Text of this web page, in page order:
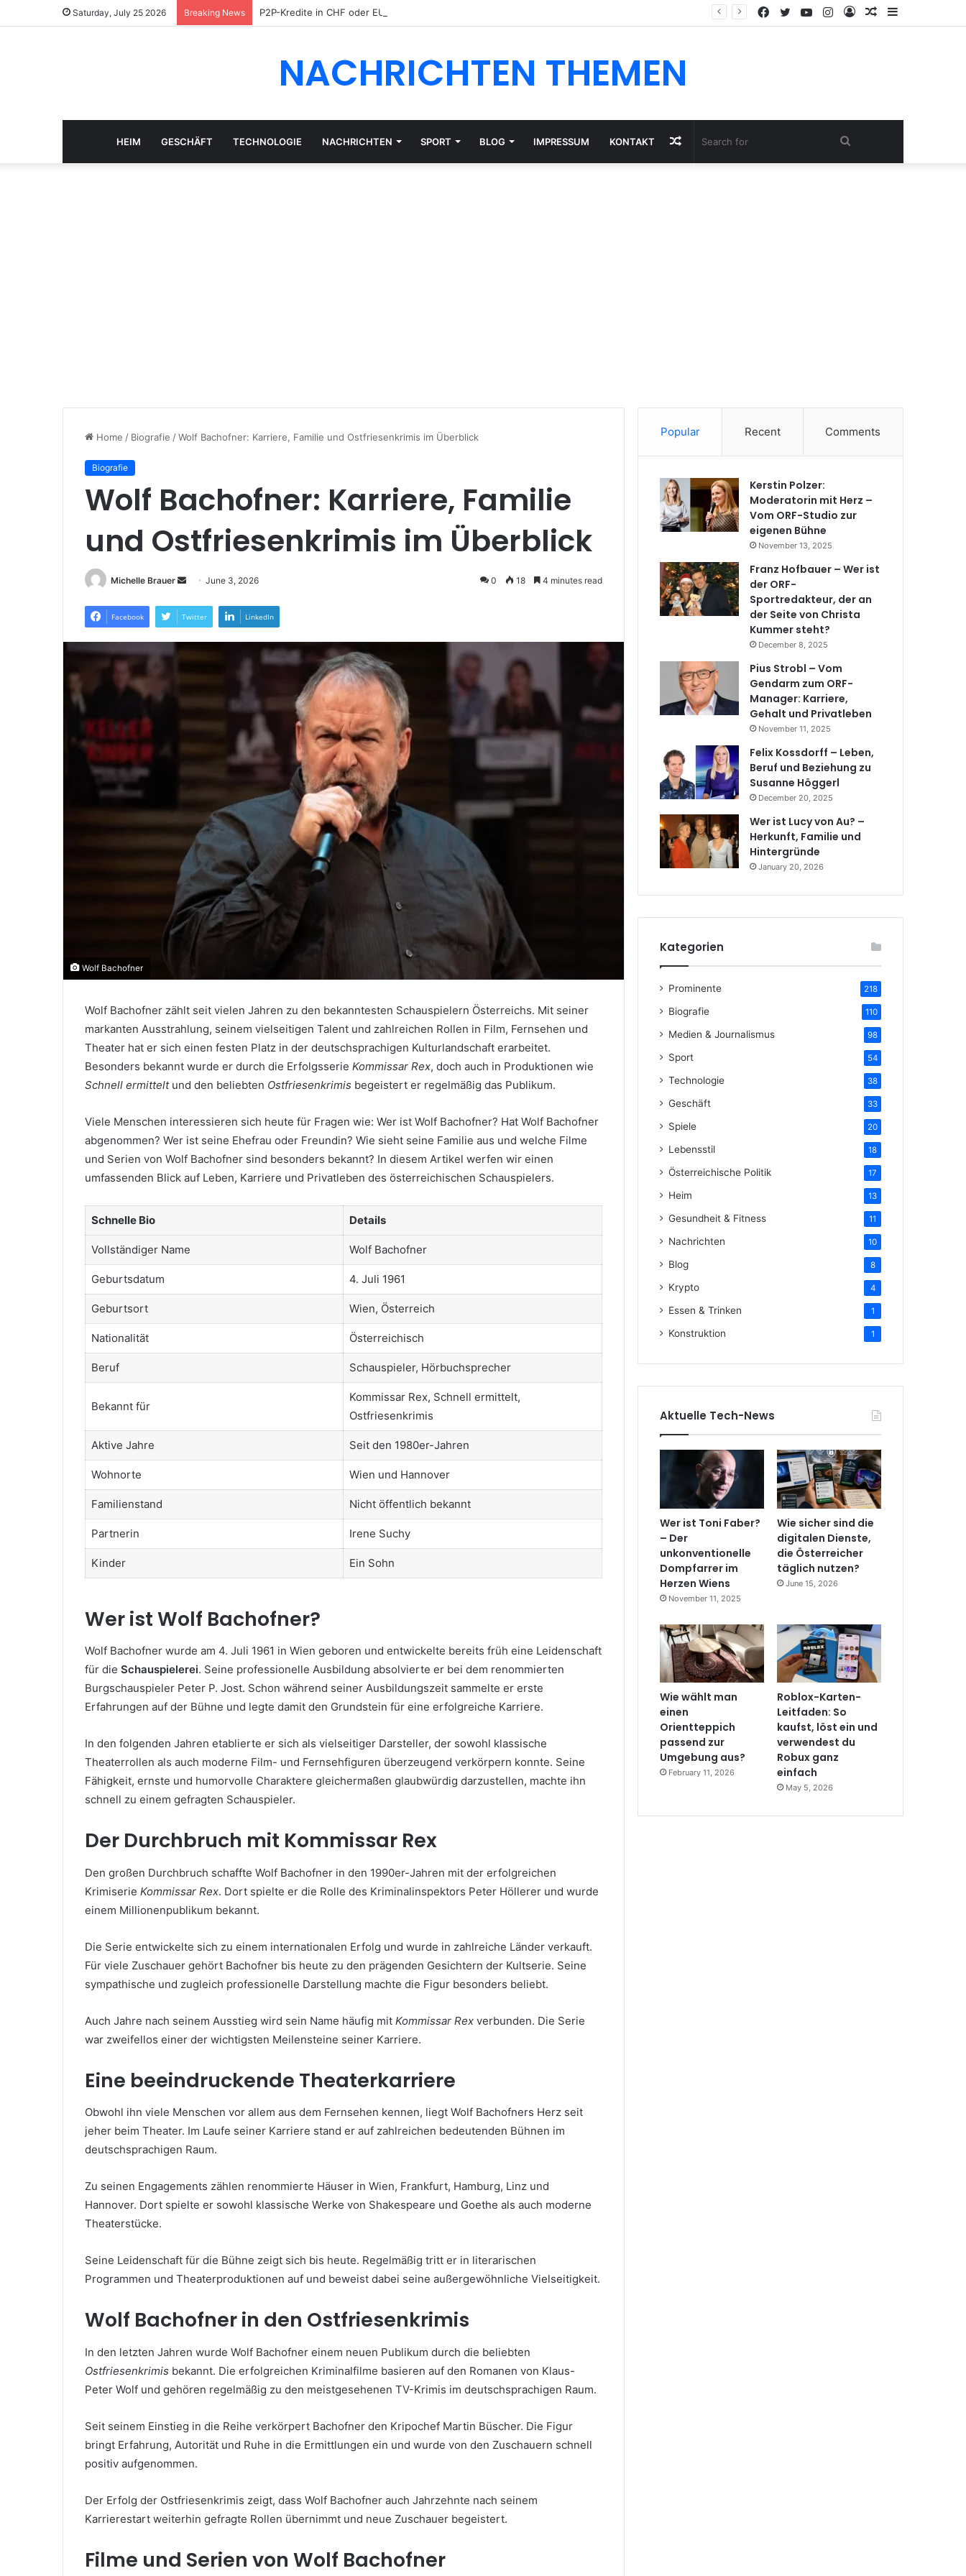
Saturday, July 25 2026 Breaking News P2P-Kredite in CHF oder EUR: Währungsrisiko für Schweizer Anleger Sidebar
Random
Log
Instagram
YouTube
Twitter
Facebook
NACHRICHTEN THEMEN
HEIM GESCHÄFT TECHNOLOGIE NACHRICHTEN SPORT BLOG IMPRESSUM KONTAKT Random
Home / Biografie /Wolf Bachofner: Karriere, Familie und Ostfriesenkrimis im Überblick
Biografie
Wolf Bachofner: Karriere, Familie
und Ostfriesenkrimis im Überblick
Michelle Brauer
Send
email
June 3, 2026 0 18 4 minutes read
Facebook Twitter LinkedIn
Wolf Bachofner
Wolf Bachofner zählt seit vielen Jahren zu den bekanntesten Schauspielern Österreichs. Mit seiner
markanten Ausstrahlung, seinem vielseitigen Talent und zahlreichen Rollen in Film, Fernsehen und
Theater hat er sich einen festen Platz in der deutschsprachigen Kulturlandschaft erarbeitet.
Besonders bekannt wurde er durch die Erfolgsserie Kommissar Rex, doch auch in Produktionen wie
Schnell ermitteltund den beliebten Ostfriesenkrimis begeistert er regelmäßig das Publikum.
Viele Menschen interessieren sich heute für Fragen wie: Wer ist Wolf Bachofner? Hat Wolf Bachofner
abgenommen? Wer ist seine Ehefrau oder Freundin? Wie sieht seine Familie aus und welche Filme
und Serien von Wolf Bachofner sind besonders bekannt? In diesem Artikel werfen wir einen
umfassenden Blick auf Leben, Karriere und Privatleben des österreichischen Schauspielers.
Schnelle Bio Details
Vollständiger Name Wolf Bachofner
Geburtsdatum 4. Juli 1961
Geburtsort Wien, Österreich
Nationalität Österreichisch
Beruf Schauspieler, Hörbuchsprecher
Bekannt für
Kommissar Rex, Schnell ermittelt,
Ostfriesenkrimis
Aktive Jahre Seit den 1980er-Jahren
Wohnorte Wien und Hannover
Familienstand Nicht öffentlich bekannt
Partnerin Irene Suchy
Kinder Ein Sohn
Wer ist Wolf Bachofner?
Wolf Bachofner wurde am 4. Juli 1961 in Wien geboren und entwickelte bereits früh eine Leidenschaft
für die Schauspielerei. Seine professionelle Ausbildung absolvierte er bei dem renommierten
Burgschauspieler Peter P. Jost. Schon während seiner Ausbildungszeit sammelte er erste
Erfahrungen auf der Bühne und legte damit den Grundstein für eine erfolgreiche Karriere.
In den folgenden Jahren etablierte er sich als vielseitiger Darsteller, der sowohl klassische
Theaterrollen als auch moderne Film- und Fernsehfiguren überzeugend verkörpern konnte. Seine
Fähigkeit, ernste und humorvolle Charaktere gleichermaßen glaubwürdig darzustellen, machte ihn
schnell zu einem gefragten Schauspieler.
Der Durchbruch mit Kommissar Rex
Den großen Durchbruch schaffte Wolf Bachofner in den 1990er-Jahren mit der erfolgreichen
Krimiserie Kommissar Rex. Dort spielte er die Rolle des Kriminalinspektors Peter Höllerer und wurde
einem Millionenpublikum bekannt.
Die Serie entwickelte sich zu einem internationalen Erfolg und wurde in zahlreiche Länder verkauft.
Für viele Zuschauer gehört Bachofner bis heute zu den prägenden Gesichtern der Kultserie. Seine
sympathische und zugleich professionelle Darstellung machte die Figur besonders beliebt.
Auch Jahre nach seinem Ausstieg wird sein Name häufig mit Kommissar Rex verbunden. Die Serie
war zweifellos einer der wichtigsten Meilensteine seiner Karriere.
Eine beeindruckende Theaterkarriere
Obwohl ihn viele Menschen vor allem aus dem Fernsehen kennen, liegt Wolf Bachofners Herz seit
jeher beim Theater. Im Laufe seiner Karriere stand er auf zahlreichen bedeutenden Bühnen im
deutschsprachigen Raum.
Zu seinen Engagements zählen renommierte Häuser in Wien, Frankfurt, Hamburg, Linz und
Hannover. Dort spielte er sowohl klassische Werke von Shakespeare und Goethe als auch moderne
Theaterstücke.
Seine Leidenschaft für die Bühne zeigt sich bis heute. Regelmäßig tritt er in literarischen
Programmen und Theaterproduktionen auf und beweist dabei seine außergewöhnliche Vielseitigkeit.
Wolf Bachofner in den Ostfriesenkrimis
In den letzten Jahren wurde Wolf Bachofner einem neuen Publikum durch die beliebten
Ostfriesenkrimis bekannt. Die erfolgreichen Kriminalfilme basieren auf den Romanen von Klaus-
Peter Wolf und gehören regelmäßig zu den meistgesehenen TV-Krimis im deutschsprachigen Raum.
Seit seinem Einstieg in die Reihe verkörpert Bachofner den Kripochef Martin Büscher. Die Figur
bringt Erfahrung, Autorität und Ruhe in die Ermittlungen ein und wurde von den Zuschauern schnell
positiv aufgenommen.
Der Erfolg der Ostfriesenkrimis zeigt, dass Wolf Bachofner auch Jahrzehnte nach seinem
Karrierestart weiterhin gefragte Rollen übernimmt und neue Zuschauer begeistert.
Filme und Serien von Wolf Bachofner
Popular Recent Comments
Kerstin Polzer:
Moderatorin mit Herz –
Vom ORF-Studio zur
eigenen Bühne
November 13, 2025
Franz Hofbauer – Wer ist
der ORF-
Sportredakteur, der an
der Seite von Christa
Kummer steht?
December 8, 2025
Pius Strobl – Vom
Gendarm zum ORF-
Manager: Karriere,
Gehalt und Privatleben
November 11, 2025
Felix Kossdorff – Leben,
Beruf und Beziehung zu
Susanne Höggerl
December 20, 2025
Wer ist Lucy von Au? –
Herkunft, Familie und
Hintergründe
January 20, 2026
Kategorien
Prominente 218
Biografie 110
Medien & Journalismus 98
Sport 54
Technologie 38
Geschäft 33
Spiele 20
Lebensstil 18
Österreichische Politik 17
Heim 13
Gesundheit & Fitness 11
Nachrichten 10
Blog 8
Krypto 4
Essen & Trinken 1
Konstruktion 1
Aktuelle Tech-News
Wer ist Toni Faber?
– Der
unkonventionelle
Dompfarrer im
Herzen Wiens
November 11, 2025
Wie sicher sind die
digitalen Dienste,
die Österreicher
täglich nutzen?
June 15, 2026
Wie wählt man
einen
Orientteppich
passend zur
Umgebung aus?
February 11, 2026
Roblox-Karten-
Leitfaden: So
kaufst, löst ein und
verwendest du
Robux ganz
einfach
May 5, 2026